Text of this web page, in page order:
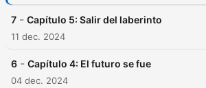
7 - Capítulo 5: Salir del laberinto
11 dec. 2024
6 - Capítulo 4: El futuro se fue
04 dec. 2024